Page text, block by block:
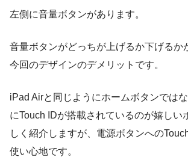
左側に音量ボタンがあります。
音量ボタンがどっちが上げるか下げるか
今回のデザインのデメリットです。
iPad Airと同じようにホームボタンでは
にTouch IDが搭載されているのが嬉しい
しく紹介しますが、電源ボタンへの
使い心地です。